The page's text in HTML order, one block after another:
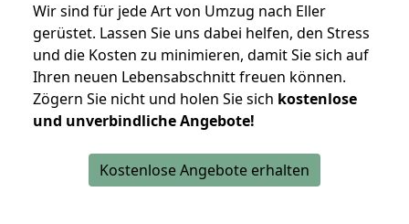
Wir sind für jede Art von Umzug nach Eller
gerüstet. Lassen Sie uns dabei helfen, den Stress
und die Kosten zu minimieren, damit Sie sich auf
Ihren neuen Lebensabschnitt freuen können.
Zögern Sie nicht und holen Sie sich kostenlose
und unverbindliche Angebote!
Kostenlose Angebote erhalten